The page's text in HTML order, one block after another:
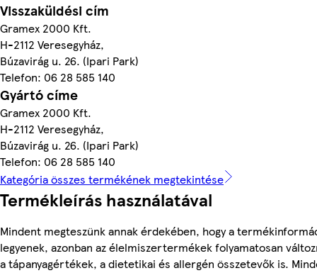
Visszaküldési cím
Gramex 2000 Kft.
H-2112 Veresegyház,
Búzavirág u. 26. (Ipari Park)
Telefon: 06 28 585 140
Gyártó címe
Gramex 2000 Kft.
H-2112 Veresegyház,
Búzavirág u. 26. (Ipari Park)
Telefon: 06 28 585 140
Kategória összes termékének megtekintése
Termékleírás használatával
Mindent megteszünk annak érdekében, hogy a
legyenek, azonban az élelmiszertermékek folyamatosan
a tápanyagértékek, a dietetikai és allergén összetevők is.